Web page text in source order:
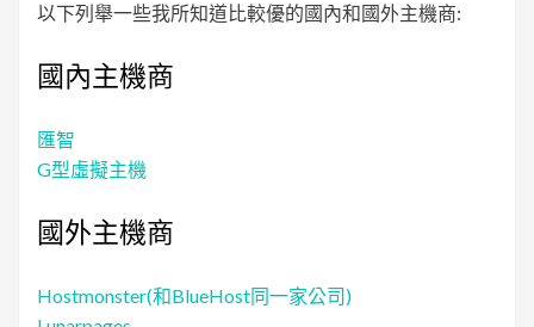
以下列舉一些我所知道比較優的國內和國外主機商:
國內主機商
匯智
G型虛擬主機
國外主機商
Hostmonster(和BlueHost同一家公司)